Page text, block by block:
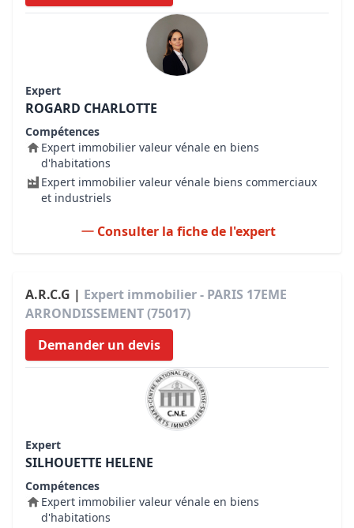
Expert
ROGARD CHARLOTTE
Compétences
Expert immobilier valeur vénale en biens
d'habitations
Expert immobilier valeur vénale biens commerciaux
et industriels
Consulter la fiche de l'expert
A.R.C.G | Expert immobilier - PARIS 17EME
ARRONDISSEMENT (75017)
Demander un devis
Expert
SILHOUETTE HELENE
Compétences
Expert immobilier valeur vénale en biens
d'habitations